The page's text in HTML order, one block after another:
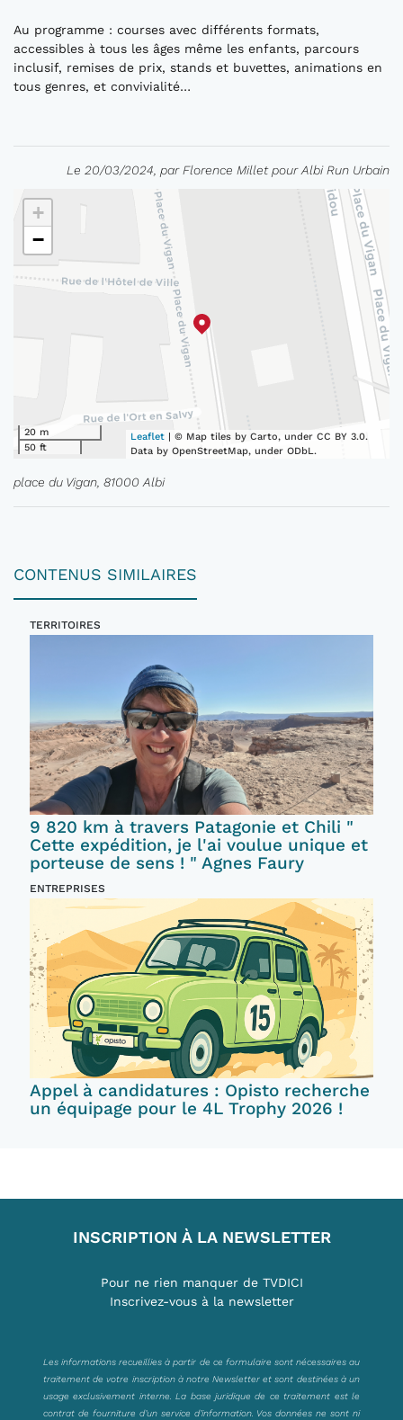
Au programme : courses avec différents formats,
accessibles à tous les âges même les enfants, parcours
inclusif, remises de prix, stands et buvettes, animations en
tous genres, et convivialité…
Le 20/03/2024, par Florence Millet pour Albi Run Urbain
+
−
20 m
50 ft
Leaflet | © Map tiles by Carto, under CC BY 3.0.
Data by OpenStreetMap, under ODbL.
place du Vigan, 81000 Albi
CONTENUS SIMILAIRES
TERRITOIRES
9 820 km à travers Patagonie et Chili "
Cette expédition, je l'ai voulue unique et
porteuse de sens ! " Agnes Faury
ENTREPRISES
Appel à candidatures : Opisto recherche
un équipage pour le 4L Trophy 2026 !
INSCRIPTION À LA NEWSLETTER
Pour ne rien manquer de TVDICI
Inscrivez-vous à la newsletter
Les informations recueillies à partir de ce formulaire sont nécessaires au
traitement de votre inscription à notre Newsletter et sont destinées à un
usage exclusivement interne. La base juridique de ce traitement est le
contrat de fourniture d’un service d’information. Vos données ne sont ni